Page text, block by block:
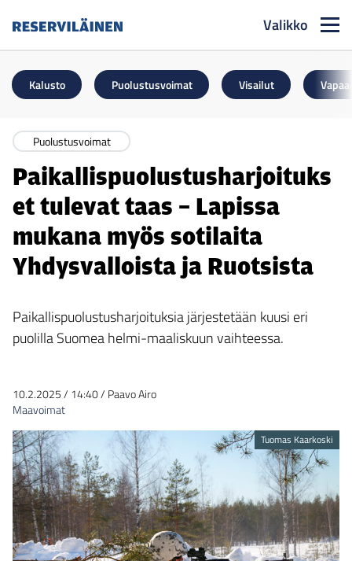
Valikko
Kalusto Puolustusvoimat Visailut
Puolustusvoimat
Paikallispuolustusharjoituks
et tulevat taas – Lapissa
mukana myös sotilaita
Yhdysvalloista ja Ruotsista
Paikallispuolustusharjoituksia järjestetään kuusi eri
puolilla Suomea helmi-maaliskuun vaihteessa.
10.2.2025/ 14:40/ Paavo Airo
Maavoimat
Tuomas Kaarkoski